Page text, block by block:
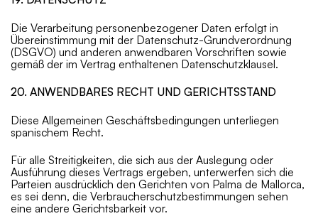
Die Verarbeitung personenbezogener Daten erfolgt in
Übereinstimmung mit der Datenschutz-Grundverordnung
(DSGVO) und anderen anwendbaren Vorschriften sowie
gemäß der im Vertrag enthaltenen Datenschutzklausel.
20. ANWENDBARES RECHT UND GERICHTSSTAND
Diese Allgemeinen Geschäftsbedingungen unterliegen
spanischem Recht.
Für alle Streitigkeiten, die sich aus der Auslegung oder
Ausführung dieses Vertrags ergeben, unterwerfen sich die
Parteien ausdrücklich den Gerichten von Palma de Mallorca,
es sei denn, die Verbraucherschutzbestimmungen sehen
eine andere Gerichtsbarkeit vor.